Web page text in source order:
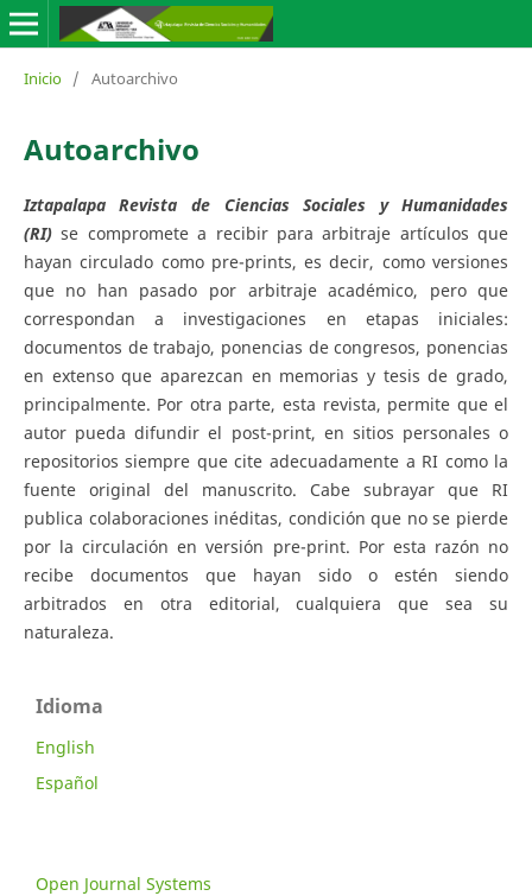
Inicio / Autoarchivo
Autoarchivo
Iztapalapa Revista de Ciencias Sociales y Humanidades
(RI)se compromete a recibir para arbitraje artículos que
hayan circulado como pre-prints, es decir, como versiones
que no han pasado por arbitraje académico, pero que
correspondan a investigaciones en etapas iniciales:
documentos de trabajo, ponencias de congresos, ponencias
en extenso que aparezcan en memorias y tesis de grado,
principalmente. Por otra parte, esta revista, permite que el
autor pueda difundir el post-print, en sitios personales o
repositorios siempre que cite adecuadamente a RI como la
fuente original del manuscrito. Cabe subrayar que RI
publica colaboraciones inéditas, condición que no se pierde
por la circulación en versión pre-print. Por esta razón no
recibe documentos que hayan sido o estén siendo
arbitrados en otra editorial, cualquiera que sea su
naturaleza.
Idioma
English
Español
Open Journal Systems